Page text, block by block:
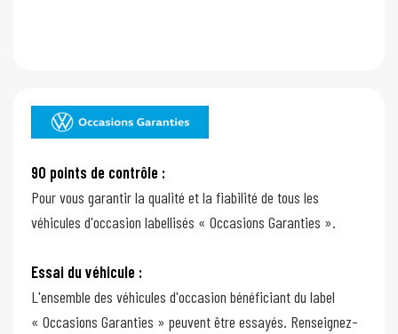
90 points de contrôle :
Pour vous garantir la qualité et la fiabilité de tous les
véhicules d'occasion labellisés « Occasions Garanties ».
Essai du véhicule :
L'ensemble des véhicules d'occasion bénéficiant du label
« Occasions Garanties » peuvent être essayés. Renseignez-